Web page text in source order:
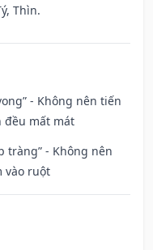
Thìn.
- Không nên tiến
đều mất mát
tràng” - Không nên
vào ruột